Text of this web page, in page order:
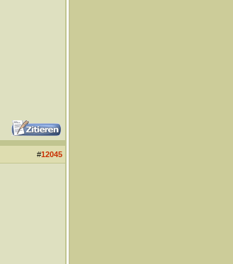
#12045